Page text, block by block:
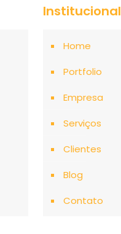
Institucional
Home
Portfolio
Empresa
Serviços
Clientes
Blog
Contato